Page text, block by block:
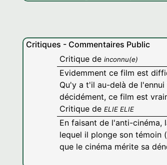
Critiques - Commentaires Public
Critique de inconnu(e)
Evidemment ce film est
Qu'y a t'il au-delà de
décidément, ce film est
Critique de ELIE ELIE
En faisant de l'anti-cinéma,
lequel il plonge son témoin
que le cinéma mérite sa